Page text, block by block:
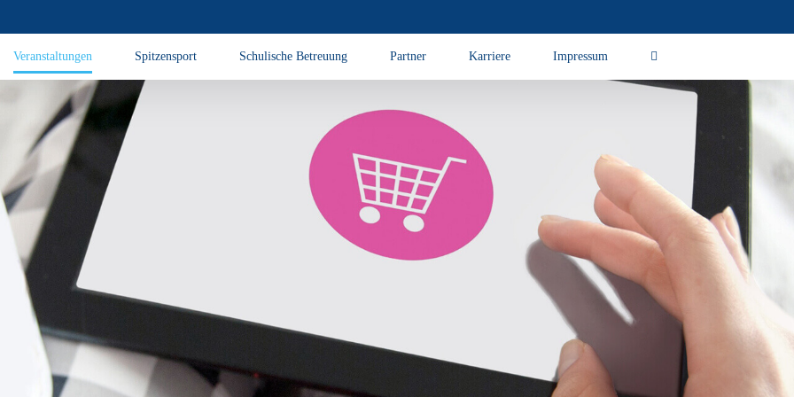
Veranstaltungen Spitzensport Schulische Betreuung Partner Karriere Impressum